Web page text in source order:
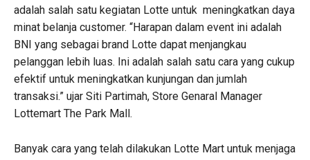
adalah salah satu kegiatan Lotte untuk meningkatkan daya
minat belanja customer. “Harapan dalam event ini adalah
BNI yang sebagai brand Lotte dapat menjangkau
pelanggan lebih luas. Ini adalah salah satu cara yang cukup
efektif untuk meningkatkan kunjungan dan jumlah
transaksi.” ujar Siti Partimah, Store Genaral Manager
Lottemart The Park Mall.
Banyak cara yang telah dilakukan Lotte Mart untuk menjaga